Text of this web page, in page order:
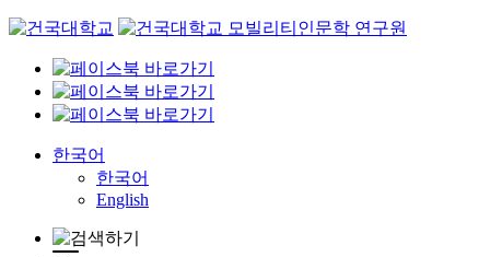
Skip
content
한국어
한국어
English